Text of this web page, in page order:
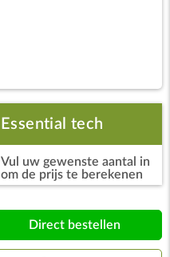
Essential tech
portfolio met rits
Vul uw gewenste aantal in
om de prijs te berekenen
Direct bestellen